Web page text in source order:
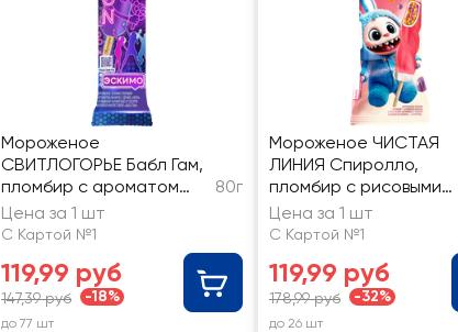
Мороженое
СВИТЛОГОРЬЕ Бабл Гам,
пломбир с ароматом
ванили, с драже неон и
взрывной карамелью в
глазури бабл гам 12%, без
змж, эскимо
80г
Цена за 1 шт
С Картой №1
119,99 руб
147,39 руб -18%
до 77 шт
Мороженое ЧИСТАЯ
ЛИНИЯ Спиролло,
пломбир с рисовыми
шариками в глазури с
ароматом малины 12%,
Цена за 1 шт
С Картой №1
119,99 руб
178,99 руб -32%
до 26 шт